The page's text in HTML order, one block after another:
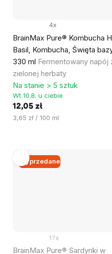
BrainMax Pure® Kombucha
Basil, Kombucha, Święta
330 ml Fermentowany napój
zielonej herbaty
4x
Na stanie > 5 sztuk
Wt 10.8. u ciebie
12,05 zł
Cena
3,65 zł / 100 ml
Wyprzedane
BrainMax Pure® Sardynki w
17x